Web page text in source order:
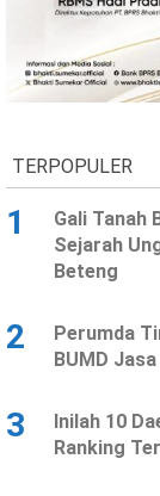
TERPOPULER
1
Gali Tanah
Sejarah
Beteng
2
Perumda
BUMD
3
Inilah 10
Ranking